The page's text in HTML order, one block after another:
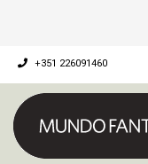
+351 226091460